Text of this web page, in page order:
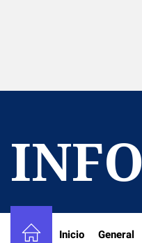
Inicio General